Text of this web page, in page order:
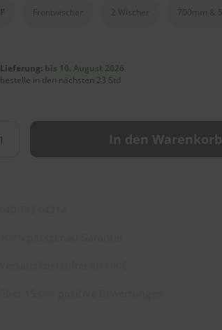
Lieferung: bis 10. August 2026
bestelle in den nächsten 23 Std
In den Warenkorb